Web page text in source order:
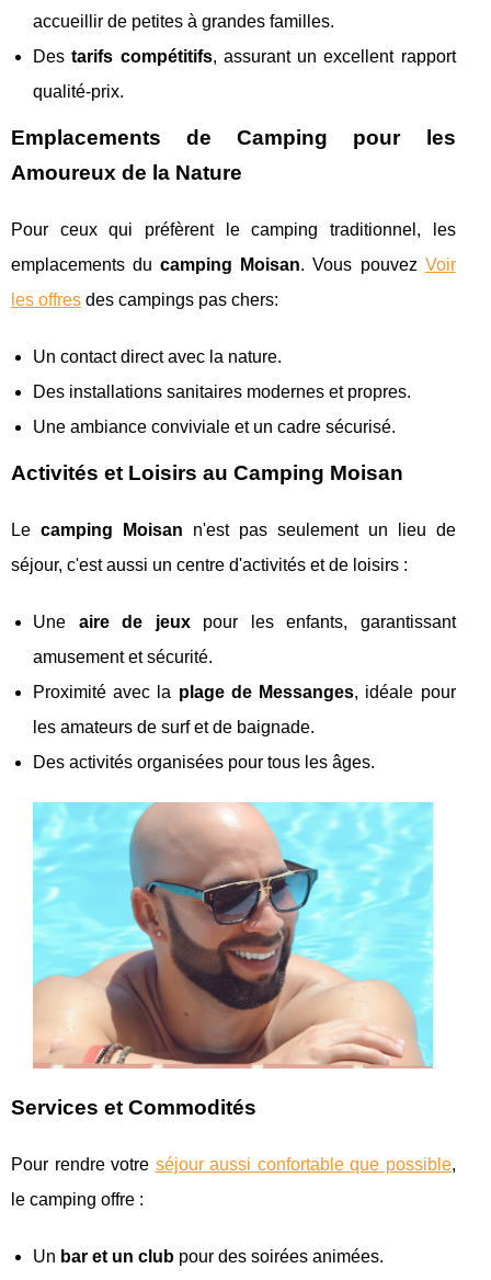
accueillir de petites à grandes familles.
Destarifs compétitifs, assurant un excellent rapport
qualité-prix.
Emplacements de Camping pour les
Amoureux de la Nature
Pour ceux qui préfèrent le camping traditionnel, les
emplacements ducamping Moisan. Vous pouvez Voir
les offres des campings pas chers:
Un contact direct avec la nature.
Des installations sanitaires modernes et propres.
Une ambiance conviviale et un cadre sécurisé.
Activités et Loisirs au Camping Moisan
Le camping Moisan n'est pas seulement un lieu de
séjour, c'est aussi un centre d'activités et de loisirs :
Une aire de jeuxpour les enfants, garantissant
amusement et sécurité.
Proximité avec la plage de Messanges, idéale pour
les amateurs de surf et de baignade.
Des activités organisées pour tous les âges.
Services et Commodités
Pour rendre votre séjour aussi confortable que possible,
le camping offre :
Un bar et un club pour des soirées animées.